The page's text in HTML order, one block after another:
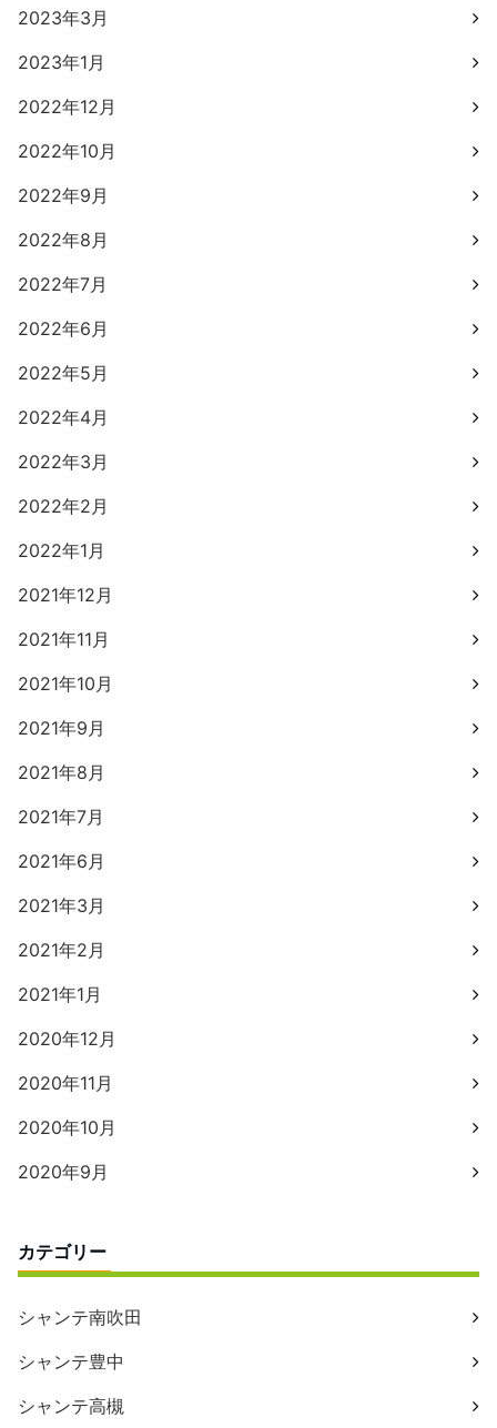
2023年3月
2023年1月
2022年12月
2022年10月
2022年9月
2022年8月
2022年7月
2022年6月
2022年5月
2022年4月
2022年3月
2022年2月
2022年1月
2021年12月
2021年11月
2021年10月
2021年9月
2021年8月
2021年7月
2021年6月
2021年3月
2021年2月
2021年1月
2020年12月
2020年11月
2020年10月
2020年9月
カテゴリー
シャンテ南吹田
シャンテ豊中
シャンテ高槻